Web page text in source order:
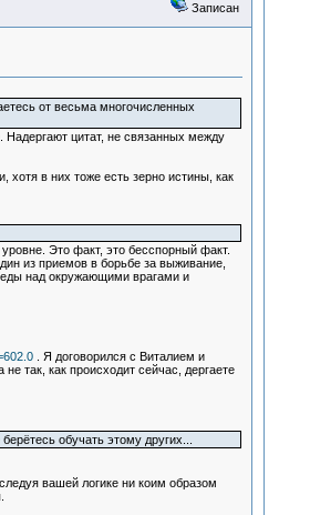
Записан
от весьма многочисленных
Надергают цитат, не связанных между
в них тоже есть зерно истины, как
Это факт, это бесспорный факт.
из приемов в борьбе за выживание,
над окружающими врагами и
. Я договорился с Виталием и
так, как происходит сейчас, дергаете
обучать этому других...
вашей логике ни коим образом